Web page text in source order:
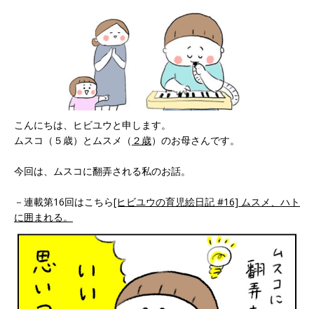
こんにちは、ヒビユウと申します。
ムスコ（５歳）とムスメ（ ２歳）のお母さんです。
今回は、ムスコに翻弄される私のお話。
－連載第16回はこちら[ヒビユウの育児絵日記 #16] ムスメ、ハト
に囲まれる。